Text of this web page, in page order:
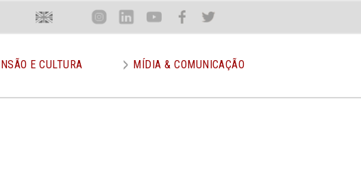
Menu
Superior
Direito
En Inst Lin You Face Twit
E CULTURA MÍDIA & COMUNICAÇÃO